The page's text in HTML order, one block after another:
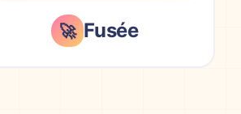
🚀 Fusée